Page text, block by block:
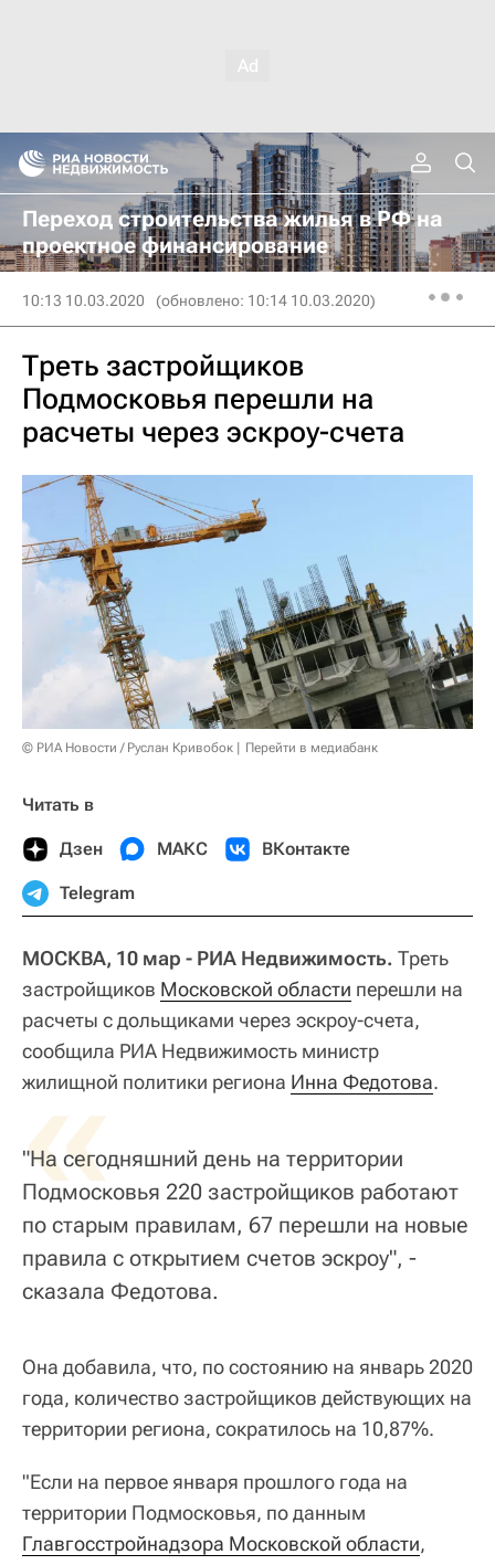
Переход строительства жилья в РФ на
проектное финансирование
10:13 10.03.2020 (обновлено: 10:14 10.03.2020)
Треть застройщиков
Подмосковья перешли на
расчеты через эскроу-счета
© РИА Новости / Руслан Кривобок Перейти в медиабанк
Читать в
Дзен МАКС ВКонтакте
Telegram
МОСКВА, 10 мар - РИА Недвижимость. Треть
застройщиков Московской области перешли на
расчеты с дольщиками через эскроу-счета,
сообщила РИА Недвижимость министр
жилищной политики региона Инна Федотова.
«
"На сегодняшний день на территории
Подмосковья 220 застройщиков работают
по старым правилам, 67 перешли на новые
правила с открытием счетов эскроу", -
сказала Федотова.
Она добавила, что, по состоянию на январь 2020
года, количество застройщиков действующих на
территории региона, сократилось на 10,87%.
"Если на первое января прошлого года на
территории Подмосковья, по данным
Главгосстройнадзора Московской области,